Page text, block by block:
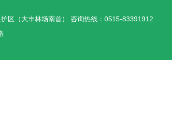
区（大丰林场南首） 咨询热线：0515-83391912